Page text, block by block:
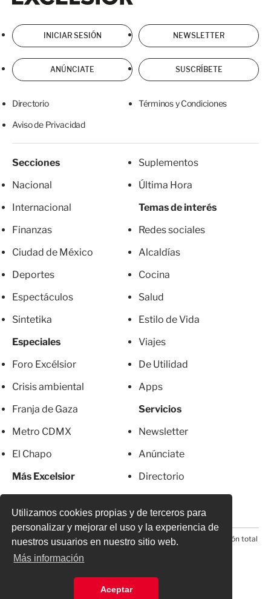
Utilizamos cookies propias y de terceros para
personalizar y mejorar el uso y la experiencia de
nuestros usuarios en nuestro sitio web.
Más información
Aceptar
INICIAR SESIÓN NEWSLETTER
ANÚNCIATE SUSCRÍBETE
Directorio Términos y Condiciones
Aviso de Privacidad
Secciones
Nacional
Internacional
Finanzas
Ciudad de México
Deportes
Espectáculos
Sintetika
Especiales
Foro Excélsior
Crisis ambiental
Franja de Gaza
Metro CDMX
El Chapo
Más Excelsior
Suplementos
Última Hora
Temas de interés
Redes sociales
Alcaldías
Cocina
Salud
Estilo de Vida
Viajes
De Utilidad
Apps
Servicios
Newsletter
Anúnciate
Directorio
© 2026 Todos los derechos reservados. Prohibida la reproducción total
o parcial, incluyendo cualquier medio electrónico*